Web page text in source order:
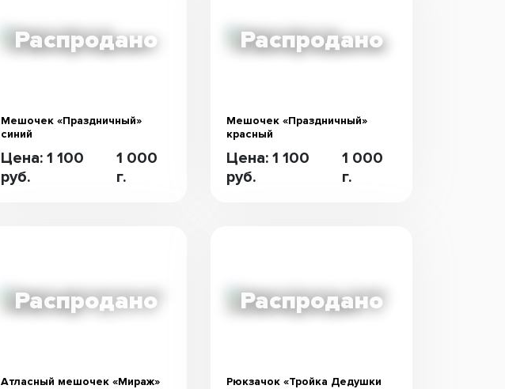
Мешочек «Праздничный»
синий
Цена: 1 100
руб.
1 000
г.
Мешочек «Праздничный»
красный
Цена: 1 100
руб.
1 000
г.
Атласный мешочек «Мираж»
Рюкзачок «Тройка Дедушки